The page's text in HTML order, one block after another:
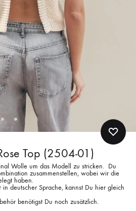
Top (2504-01)
Wolle um das Modell zu stricken. Du
zusammenstellen, wobei wir die
haben.
deutscher Sprache, kannst Du hier gleich
benötigst Du noch zusätzlich.